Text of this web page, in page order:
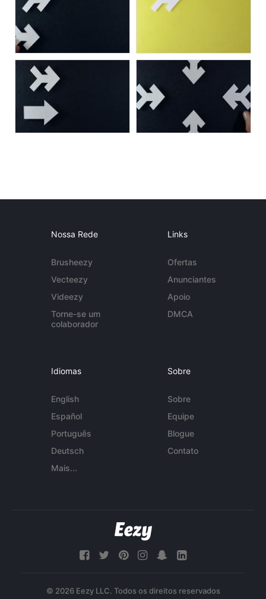
Nossa Rede
Brusheezy
Vecteezy
Videezy
Torne-se um
colaborador
Links
Ofertas
Anunciantes
Apoio
DMCA
Idiomas
English
Español
Português
Deutsch
Mais...
Sobre
Sobre
Equipe
Blogue
Contato
© 2026 Eezy LLC. Todos os direitos reservados